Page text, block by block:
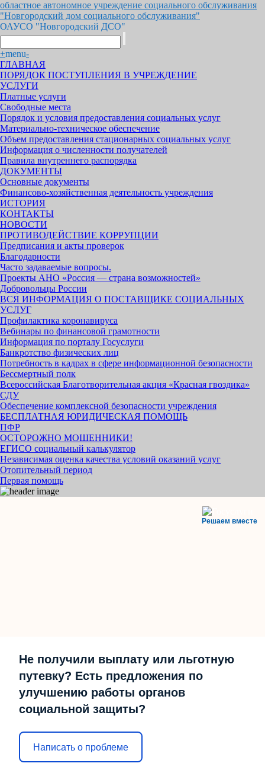
областное автономное учреждение социального обслуживания
"Новгородский дом социального обслуживания"
ОАУСО "Новгородский ДСО"
+menu-
ГЛАВНАЯ
ПОРЯДОК ПОСТУПЛЕНИЯ В УЧРЕЖДЕНИЕ
УСЛУГИ
Платные услуги
Свободные места
Порядок и условия предоставления социальных услуг
Материально-техническое обеспечение
Объем предоставления стационарных социальных услуг
Информация о численности получателей
Правила внутреннего распорядка
ДОКУМЕНТЫ
Основные документы
Финансово-хозяйственная деятельность учреждения
ИСТОРИЯ
КОНТАКТЫ
НОВОСТИ
ПРОТИВОДЕЙСТВИЕ КОРРУПЦИИ
Предписания и акты проверок
Благодарности
Часто задаваемые вопросы.
Проекты АНО «Россия — страна возможностей»
Добровольцы России
ВСЯ ИНФОРМАЦИЯ О ПОСТАВЩИКЕ СОЦИАЛЬНЫХ
УСЛУГ
Профилактика коронавируса
Вебинары по финансовой грамотности
Информация по порталу Госуслуги
Банкротство физических лиц
Потребность в кадрах в сфере информационной безопасности
Бессмертный полк
Всероссийская Благотворительная акция «Красная гвоздика»
СДУ
Обеспечение комплексной безопасности учреждения
БЕСПЛАТНАЯ ЮРИДИЧЕСКАЯ ПОМОЩЬ
ПФР
ОСТОРОЖНО МОШЕННИКИ!
ЕГИСО социальный калькулятор
Независимая оценка качества условий оказаний услуг
Отопительный период
Первая помощь
Решаем вместе
Не получили выплату или льготную
путевку? Есть предложения по
улучшению работы органов
социальной защиты?
Написать о проблеме